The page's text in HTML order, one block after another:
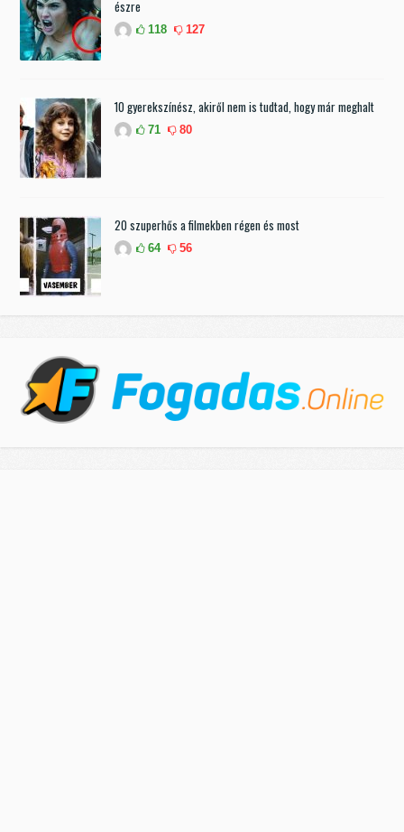
észre
118 127
10 gyerekszínész, akiről nem is tudtad, hogy már meghalt
71 80
20 szuperhős a filmekben régen és most
64 56